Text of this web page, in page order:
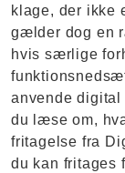
klage, der ikke
gælder dog en
hvis særlige
anvende
du læse om,
fritagelse fra
du kan fritages